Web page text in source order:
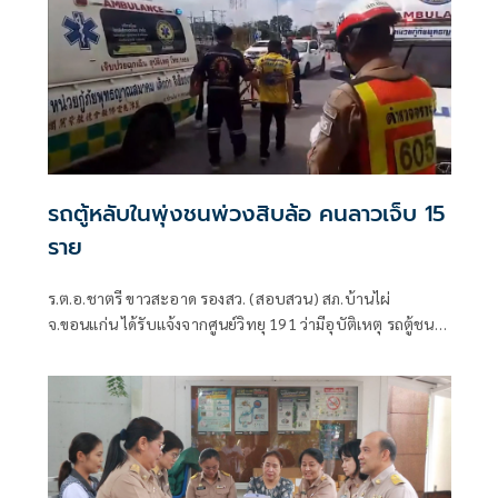
รถตู้หลับในพุ่งชนพ่วงสิบล้อ คนลาวเจ็บ 15
ราย
ร.ต.อ.ชาตรี ขาวสะอาด รองสว. (สอบสวน) สภ.บ้านไผ่
จ.ขอนแก่น ได้รับแจ้งจากศูนย์วิทยุ 191 ว่ามีอุบัติเหตุ รถตู้ชน